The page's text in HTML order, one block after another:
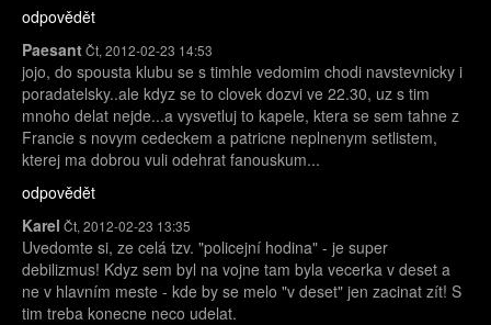
odpovědět
PaesantČt, 2012-02-23 14:53
jojo, do spousta klubu se s timhle vedomim chodi navstevnicky i
poradatelsky..ale kdyz se to clovek dozvi ve 22.30, uz s tim
mnoho delat nejde...a vysvetluj to kapele, ktera se sem tahne z
Francie s novym cedeckem a patricne neplnenym setlistem,
kterej ma dobrou vuli odehrat fanouskum...
odpovědět
Karel Čt, 2012-02-23 13:35
Uvedomte si, ze celá tzv. "policejní hodina" - je super
debilizmus! Kdyz sem byl na vojne tam byla vecerka v deset a
ne v hlavním meste - kde by se melo "v deset" jen zacinat zít! S
tim treba konecne neco udelat.